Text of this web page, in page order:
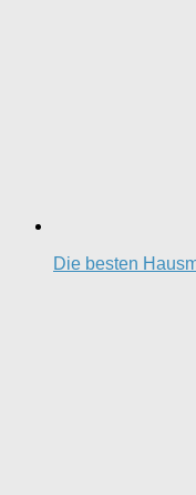
Die besten